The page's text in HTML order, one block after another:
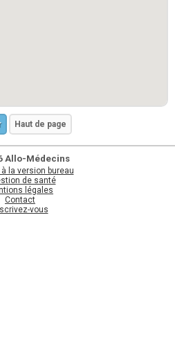
Haut de page
Allo-Médecins
la version bureau
de santé
légales
Contact
vous